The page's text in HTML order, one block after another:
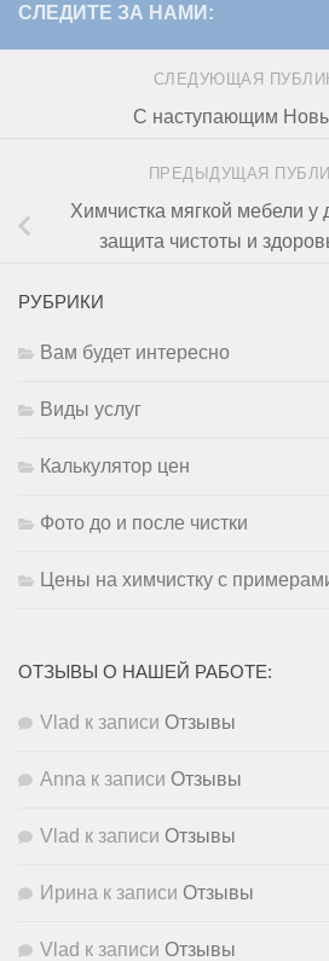
СЛЕДИТЕ ЗА НАМИ:
СЛЕДУЮЩАЯ
С наступающим
ПРЕДЫДУЩАЯ
Химчистка мягкой мебели у
защита чистоты и
РУБРИКИ
Вам будет интересно
Виды услуг
Калькулятор цен
Фото до и после чистки
Цены на химчистку с
ОТЗЫВЫ О НАШЕЙ РАБОТЕ:
Vlad к записи Отзывы
Anna к записи Отзывы
Vlad к записи Отзывы
Ирина к записи Отзывы
Vlad к записи Отзывы